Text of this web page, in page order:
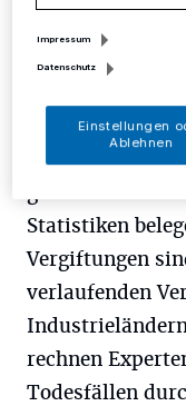
Foto: Arbeitskreis
Die meisten
Statistiken
Vergiftungen
verlaufenden
rechnen
Todesfällen
Impressum
Datenschutz
Einstellungen
Ablehnen